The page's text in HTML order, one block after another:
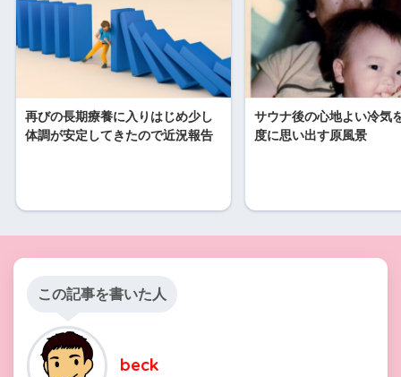
再びの長期療養に入りはじめ少し
体調が安定してきたので近況報告
サウナ後の心地よい冷気
度に思い出す原風景
この記事を書いた人
beck